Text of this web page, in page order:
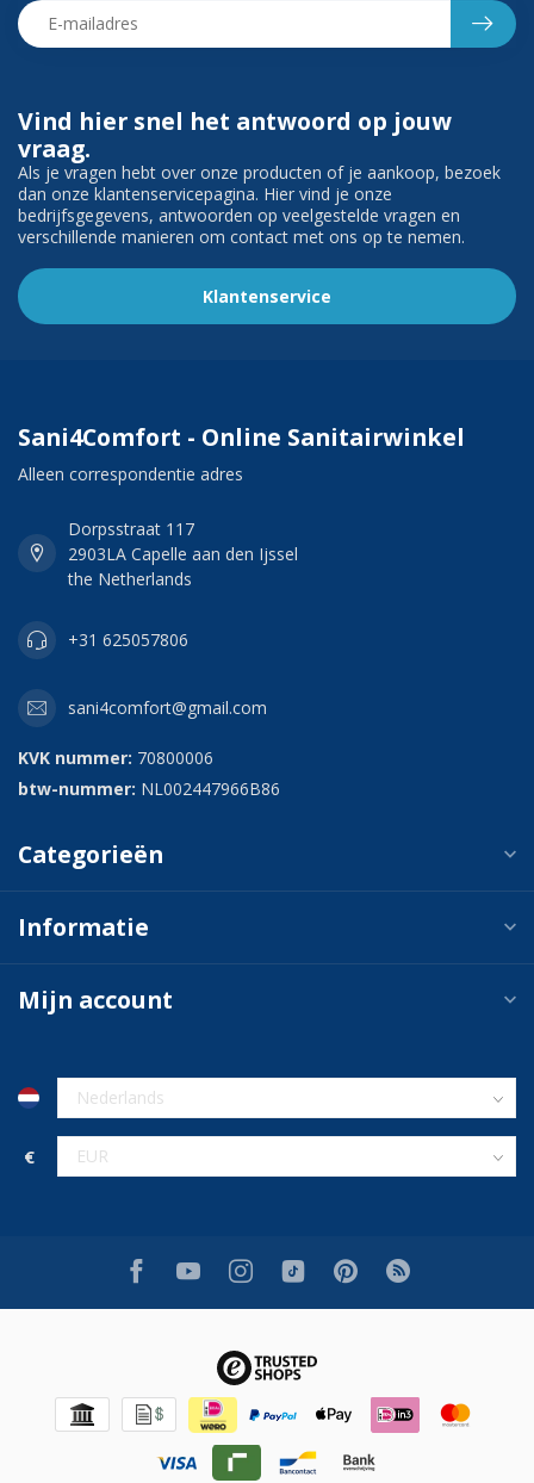
Vind hier snel het antwoord op jouw
vraag.
Als je vragen hebt over onze producten of je aankoop, bezoek
dan onze klantenservicepagina. Hier vind je onze
bedrijfsgegevens, antwoorden op veelgestelde vragen en
verschillende manieren om contact met ons op te nemen.
Klantenservice
Sani4Comfort - Online Sanitairwinkel
Alleen correspondentie adres
Dorpsstraat 117
2903LA Capelle aan den Ijssel
the Netherlands
+31 625057806
sani4comfort@gmail.com
KVK nummer: 70800006
btw-nummer: NL002447966B86
Categorieën
Informatie
Mijn account
€